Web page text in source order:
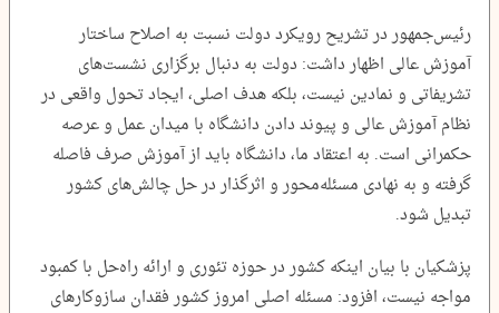
رئیس‌جمهور در تشریح رویکرد دولت نسبت به اصلاح ساختار
آموزش عالی اظهار داشت: دولت به دنبال برگزاری نشست‌های
تشریفاتی و نمادین نیست، بلکه هدف اصلی، ایجاد تحول واقعی در
نظام آموزش عالی و پیوند دادن دانشگاه با میدان عمل و عرصه
حکمرانی است. به اعتقاد ما، دانشگاه باید از آموزش صرف فاصله
گرفته و به نهادی مسئله‌محور و اثرگذار در حل چالش‌های کشور
تبدیل شود.
پزشکیان با بیان اینکه کشور در حوزه تئوری و ارائه راه‌حل با کمبود
مواجه نیست، افزود: مسئله اصلی امروز کشور فقدان سازوکارهای